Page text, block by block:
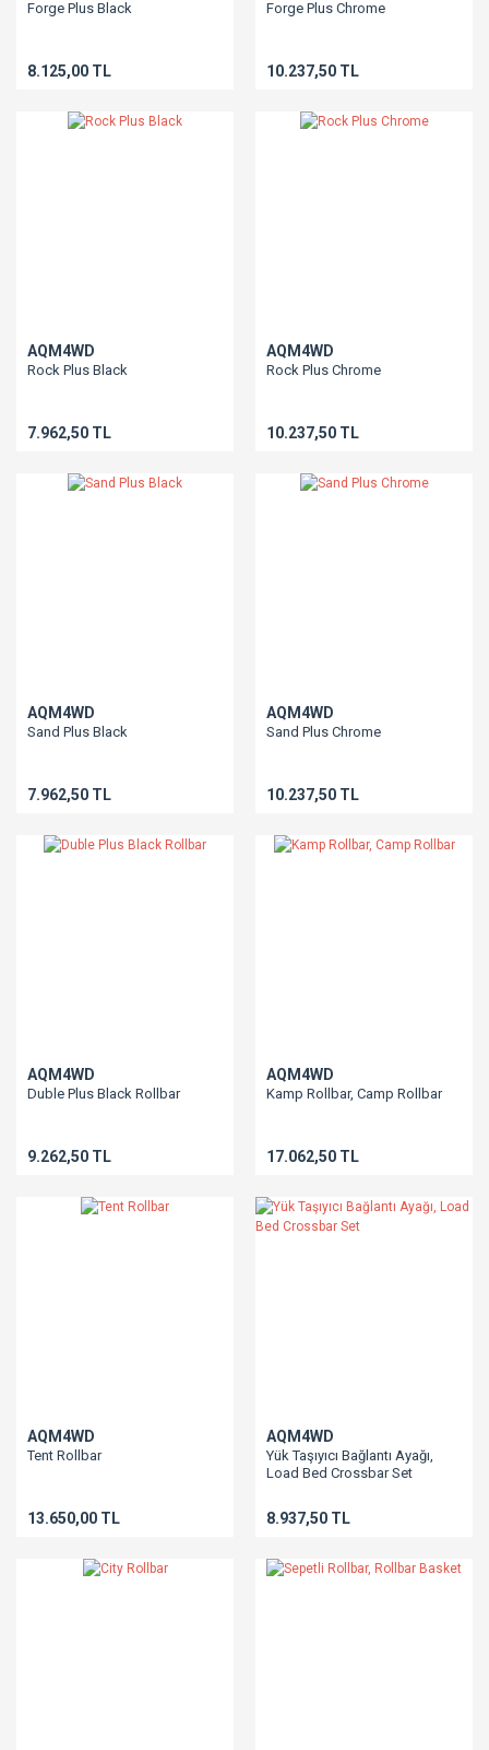
Forge Plus Black
8.125,00 TL
Forge Plus Chrome
10.237,50 TL
AQM4WD
Rock Plus Black
7.962,50 TL
AQM4WD
Rock Plus Chrome
10.237,50 TL
AQM4WD
Sand Plus Black
7.962,50 TL
AQM4WD
Sand Plus Chrome
10.237,50 TL
AQM4WD
Duble Plus Black Rollbar
9.262,50 TL
AQM4WD
Kamp Rollbar, Camp Rollbar
17.062,50 TL
AQM4WD
Tent Rollbar
13.650,00 TL
AQM4WD
Yük Taşıyıcı Bağlantı Ayağı,
Load Bed Crossbar Set
8.937,50 TL